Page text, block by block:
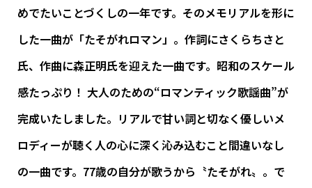
めでたいことづくしの一年です。そのメモリアルを形に
した一曲が「たそがれロマン」。作詞にさくらちさと
氏、作曲に森正明氏を迎えた一曲です。昭和のスケール
感たっぷり！ 大人のための“ロマンティック歌謡曲”が
完成いたしました。リアルで甘い詞と切なく優しいメ
ロディーが聴く人の心に深く沁み込むこと間違いなし
の一曲です。77歳の自分が歌うから〝たそがれ〟。で